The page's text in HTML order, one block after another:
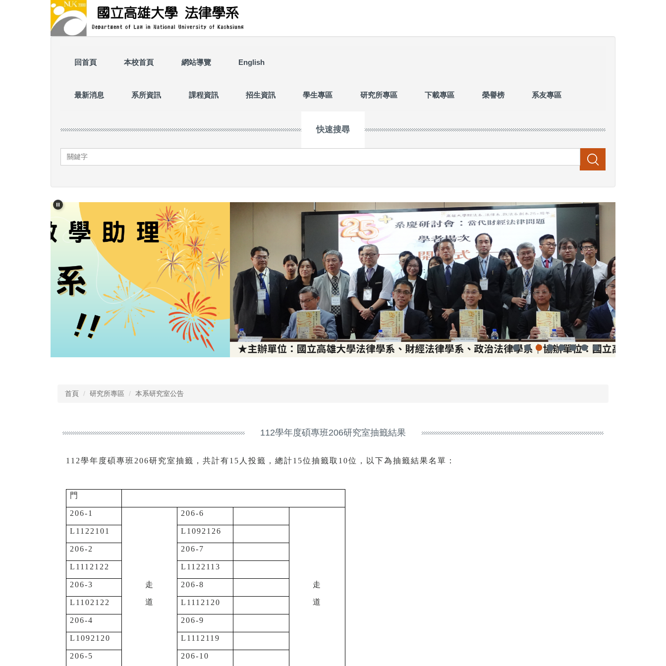
回首頁 本校首頁 網站導覽 English
最新消息 系所資訊 課程資訊 招生資訊 學生專區 研究所專區 下載專區 榮譽榜 系友專區
快速搜尋
搜尋
首頁 研究所專區 本系研究室公告
112學年度碩專班206研究室抽籤結果
112學年度碩專班206研究室抽籤，共計有15人投籤，總計15位抽籤取10位，以下為抽籤結果名單：
門
206-1
走
道
206-6
走
道
L1122101 L1092126
206-2 206-7
L1112122 L1122113
206-3 206-8
L1102122 L1112120
206-4 206-9
L1092120 L1112119
206-5 206-10